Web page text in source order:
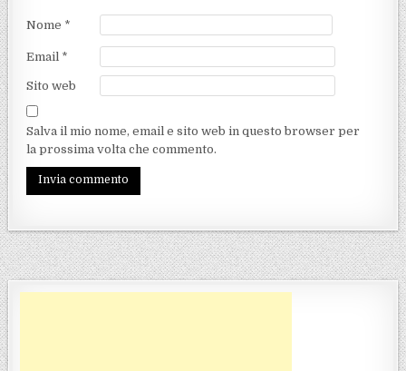
Nome *
Email *
Sito web
Salva il mio nome, email e sito web in questo browser per
la prossima volta che commento.